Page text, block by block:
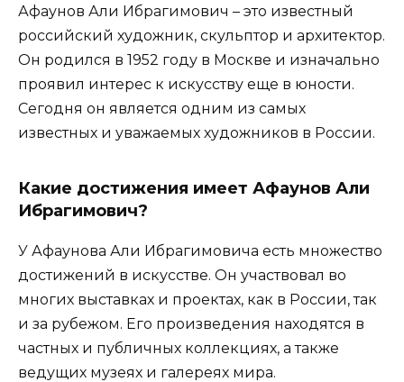
Афаунов Али Ибрагимович – это известный
российский художник, скульптор и архитектор.
Он родился в 1952 году в Москве и изначально
проявил интерес к искусству еще в юности.
Сегодня он является одним из самых
известных и уважаемых художников в России.
Какие достижения имеет Афаунов Али
Ибрагимович?
У Афаунова Али Ибрагимовича есть множество
достижений в искусстве. Он участвовал во
многих выставках и проектах, как в России, так
и за рубежом. Его произведения находятся в
частных и публичных коллекциях, а также
ведущих музеях и галереях мира.